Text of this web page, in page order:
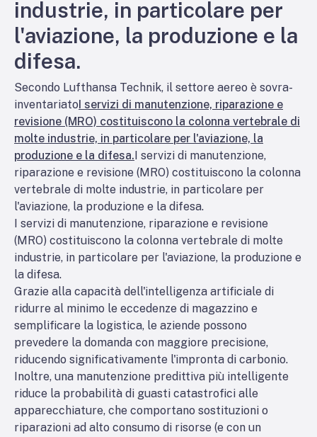
industrie, in particolare per
l'aviazione, la produzione e la
difesa.
Secondo Lufthansa Technik, il settore aereo è sovra-
inventariatoI servizi di manutenzione, riparazione e
revisione (MRO) costituiscono la colonna vertebrale di
molte industrie, in particolare per l'aviazione, la
produzione e la difesa.I servizi di manutenzione,
riparazione e revisione (MRO) costituiscono la colonna
vertebrale di molte industrie, in particolare per
l'aviazione, la produzione e la difesa.
I servizi di manutenzione, riparazione e revisione
(MRO) costituiscono la colonna vertebrale di molte
industrie, in particolare per l'aviazione, la produzione e
la difesa.
Grazie alla capacità dell'intelligenza artificiale di
ridurre al minimo le eccedenze di magazzino e
semplificare la logistica, le aziende possono
prevedere la domanda con maggiore precisione,
riducendo significativamente l'impronta di carbonio.
Inoltre, una manutenzione predittiva più intelligente
riduce la probabilità di guasti catastrofici alle
apparecchiature, che comportano sostituzioni o
riparazioni ad alto consumo di risorse (e con un